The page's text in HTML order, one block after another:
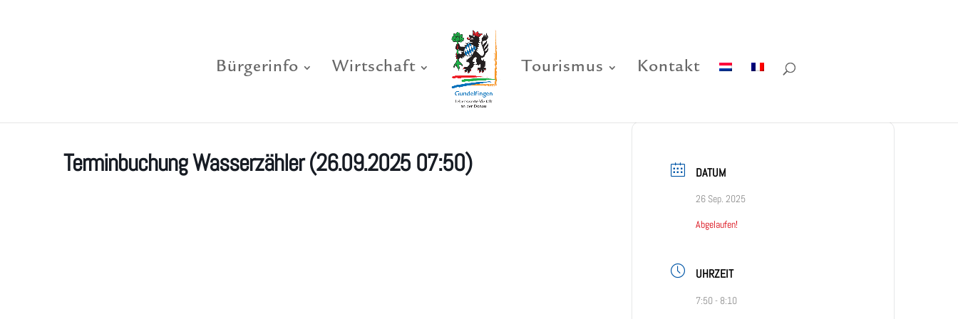
Bürgerinfo Wirtschaft Tourismus Kontakt
Terminbuchung Wasserzähler (26.09.2025 07:50) DATUM
26 Sep. 2025
Abgelaufen!
UHRZEIT
7:50 - 8:10